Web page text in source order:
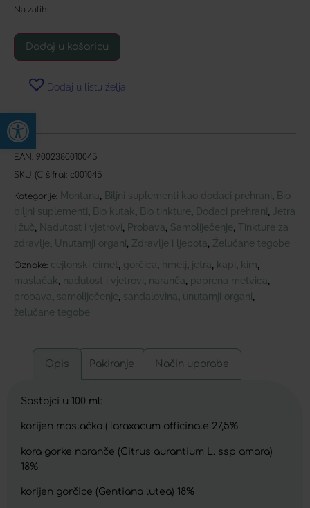
Open toolbar
Na zalihi
Dodaj u košaricu
Dodaj u listu želja
EAN: 9002380010045
SKU (C šifra): c001045
Kategorije: Montana Biljni suplementi kao dodaci prehrani Bio
biljni suplementi Bio kutak Bio tinkture Dodaci prehrani
Jetra
i žuč Nadutost i vjetrovi Probava Samoliječenje Tinkture za
zdravlje Unutarnji organi Zdravlje i ljepota Želučane tegobe
Oznake: cejlonski cimet gorčica hmelj jetra kapi kim
maslačak nadutost i vjetrovi naranča paprena metvica
probava samoliječenje sandalovina unutarnji organi
želučane tegobe
Opis Pakiranje Način uporabe
Sastojci u 100 ml:
korijen maslačka (Taraxacum officinale 27,5%
kora gorke naranče (Citrus aurantium L. ssp amara)
18%
korijen gorčice (Gentiana lutea) 18%